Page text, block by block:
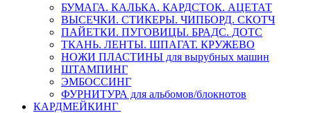
БУМАГА. КАЛЬКА. КАРДСТОК. АЦЕТАТ
ВЫСЕЧКИ. СТИКЕРЫ. ЧИПБОРД. СКОТЧ
ПАЙЕТКИ. ПУГОВИЦЫ. БРАДС. ДОТС
ТКАНЬ. ЛЕНТЫ. ШПАГАТ. КРУЖЕВО
НОЖИ ПЛАСТИНЫ для вырубных машин
ШТАМПИНГ
ЭМБОССИНГ
ФУРНИТУРА для альбомов/блокнотов
КАРДМЕЙКИНГ